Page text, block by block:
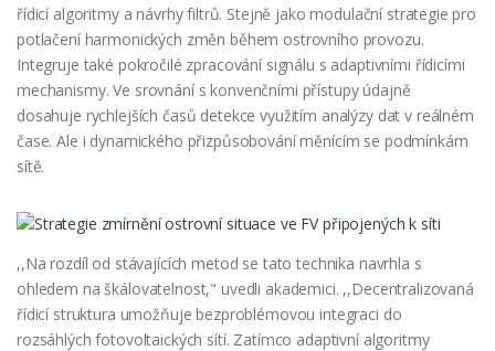
řídicí algoritmy a návrhy filtrů. Stejně jako modulační strategie pro
potlačení harmonických změn během ostrovního provozu.
Integruje také pokročilé zpracování signálu s adaptivními řídicími
mechanismy. Ve srovnání s konvenčními přístupy údajně
dosahuje rychlejších časů detekce využitím analýzy dat v reálném
čase. Ale i dynamického přizpůsobování měnícím se podmínkám
sítě.
,,Na rozdíl od stávajících metod se tato technika navrhla s
ohledem na škálovatelnost," uvedli akademici. ,,Decentralizovaná
řídicí struktura umožňuje bezproblémovou integraci do
rozsáhlých fotovoltaických sítí. Zatímco adaptivní algoritmy